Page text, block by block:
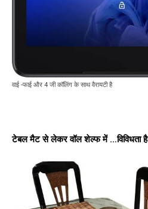
वाई -फाई और 4 जी कॉलिंग के साथ वैरायटी है
टेबल मैट से लेकर वॉल शेल्फ में …विविधता है